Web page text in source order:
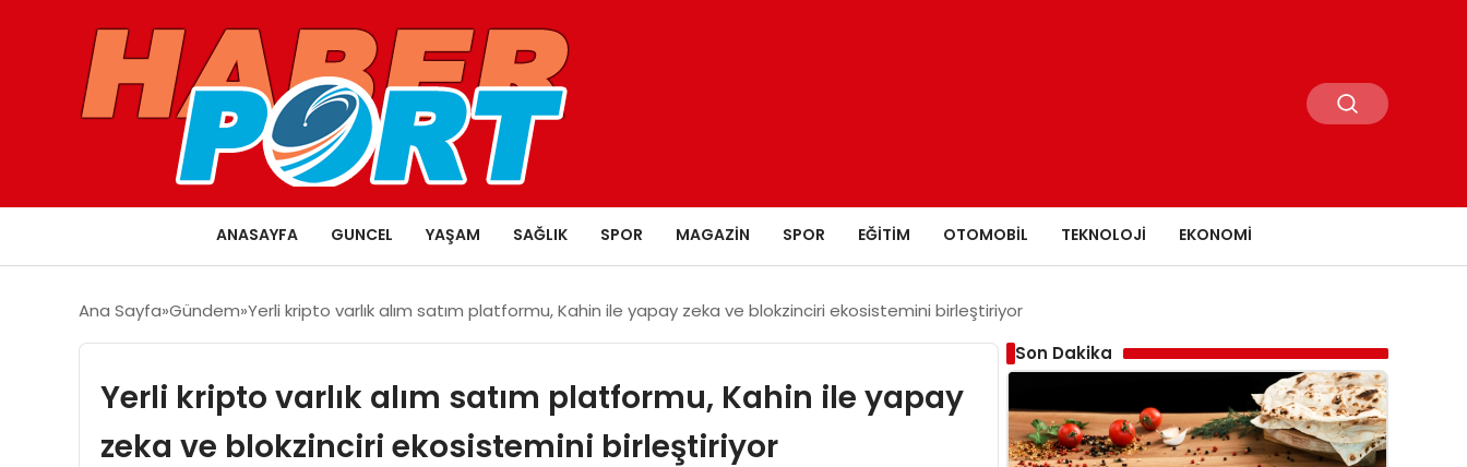
ANASAYFA GUNCEL YAŞAM SAĞLIK SPOR MAGAZIN SPOR EĞITIM OTOMOBIL TEKNOLOJI EKONOMI
Ana Sayfa Gündem Yerli kripto varlık alım satım platformu, Kahin ile yapay zeka ve blokzinciri ekosistemini birleştiriyor
Yerli kripto varlık alım satım platformu, Kahin ile yapay
zeka ve blokzinciri ekosistemini birleştiriyor
Son Dakika